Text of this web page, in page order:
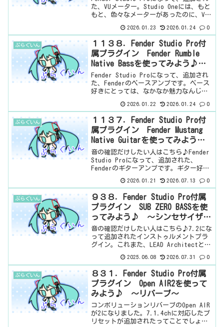
た、VUメーター。Studio Oneには、もと
もと、色々なメーターがあったのに、VU
うことで、VUメーターを使いたければ、
WAVESのVUメーターしか...
2026.01.23 2026.01.24 0
ぷらぐいん
１１３８．Fender Studio Pro付
属プラグイン Fender Rumble
Native Bassを使ってみよう♪
～ベースアンプ～
Fender Studio Proになって、追加され
た、Fenderのベースアンプです。ベース
好きにとっては、なかなか魅力なんじゃ
Studio Proになってよかったことの1つ
なんじゃないでしょうか...
2026.01.22 2026.01.24 0
ぷらぐいん
１１３７．Fender Studio Pro付
属プラグイン Fender Mustang
Native Guitarを使ってみよう
♪ ～ギターアンプ～
音の確認だけしたい人はこちら♪Fender
Studio Proになって、追加された、
Fenderのギターアンプです。ギター好き
でしょうか。これはまぁ、Fender
Studio Proになってよかったこ...
2026.01.21 2026.07.13 0
ぷらぐいん
９３８．Fender Studio Pro付属
プラグイン SUB ZERO BASSを使
ってみよう♪ ～シンセサイザー
～
音の確認だけしたい人はこちら♪7.2にな
って追加されたインストゥルメントプラ
グイン。これまた、LEAD Architectと使
ピペしていきましょう。この音源はロー
エンドベースみたいですね。このシリー
ズの中...
2025.06.08 2026.07.31 0
ぷらぐいん
８３１．Fender Studio Pro付属
プラグイン Open AIR2を使って
みよう♪ ～リバーブ～
コンボリューションリバーブのOpen AIR
が2になりました。7.1.4chに対応したプ
リセットが追加されたってことでしょう